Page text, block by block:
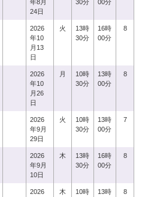
年8月
24日
30分
00分
2026
年10
月13
日
火
13時
30分
16時
00分
8
2026
年10
月26
日
月
10時
30分
13時
00分
8
2026
年9月
29日
火
10時
30分
13時
00分
7
2026
年9月
10日
木
13時
30分
16時
00分
8
2026
木
10時
13時
8